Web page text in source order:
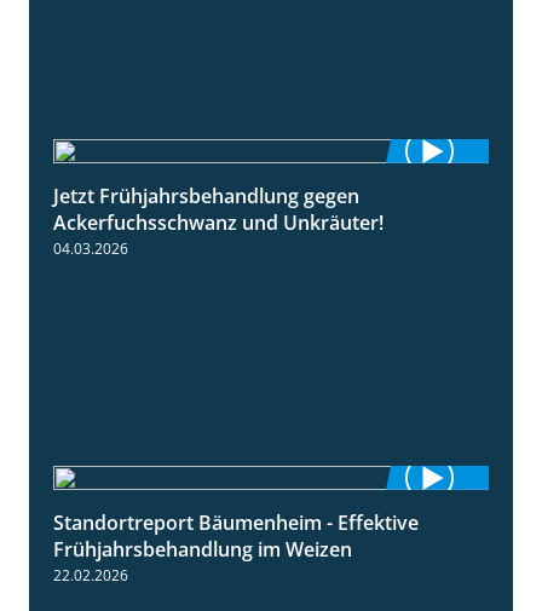
Jetzt Frühjahrsbehandlung gegen
Ackerfuchsschwanz und Unkräuter!
04.03.2026
4:20
Standortreport Bäumenheim - Effektive
Frühjahrsbehandlung im Weizen
22.02.2026